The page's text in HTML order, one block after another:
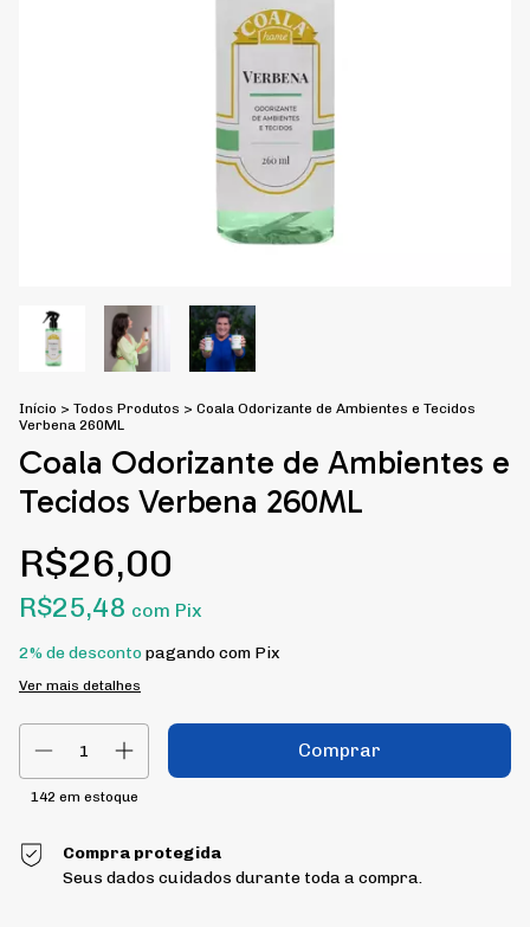
Início > Todos Produtos > Coala Odorizante de Ambientes e Tecidos
Verbena 260ML
Coala Odorizante de Ambientes e
Tecidos Verbena 260ML
R$26,00
R$25,48 com Pix
2% de descontopagando com Pix
Ver mais detalhes
142 em estoque
Compra protegida
Seus dados cuidados durante toda a compra.